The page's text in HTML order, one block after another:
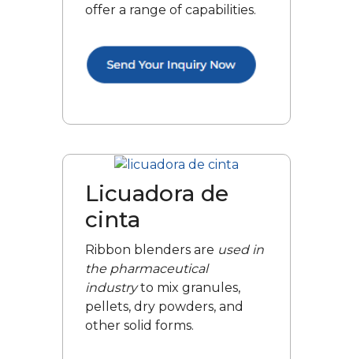
offer a range of capabilities.
Licuadora de
cinta
Ribbon blenders are used in
the pharmaceutical
industryto mix granules,
pellets, dry powders, and
other solid forms.